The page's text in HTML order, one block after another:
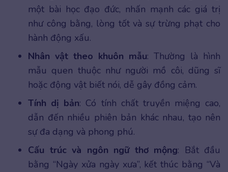
một bài học đạo đức, nhấn mạnh các giá trị
như công bằng, lòng tốt và sự trừng phạt cho
hành động xấu.
Nhân vật theo khuôn mẫu: Thường là hình
mẫu quen thuộc như người mồ côi, dũng sĩ
hoặc động vật biết nói, dễ gây đồng cảm.
Tính dị bản: Có tính chất truyền miệng cao,
dẫn đến nhiều phiên bản khác nhau, tạo nên
sự đa dạng và phong phú.
Cấu trúc và ngôn ngữ thơ mộng: Bắt đầu
bằng “Ngày xửa ngày xưa”, kết thúc bằng “Và